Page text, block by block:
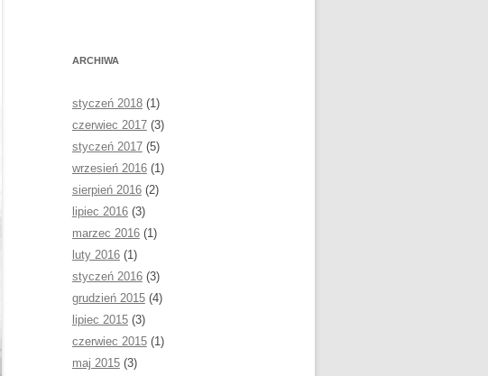
ARCHIWA
styczeń 2018(1)
czerwiec 2017(3)
styczeń 2017(5)
wrzesień 2016(1)
sierpień 2016(2)
lipiec 2016(3)
marzec 2016(1)
luty 2016(1)
styczeń 2016(3)
grudzień 2015(4)
lipiec 2015(3)
czerwiec 2015(1)
maj 2015(3)